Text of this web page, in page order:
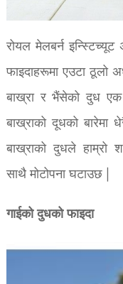
रोयल मेलबर्न
फाइदाहरूमा एउटा ठूलो
बाख्रा र भैंसेको दुध
बाख्राको दूधको
बाख्राको दुधले हाम्रो
साथै मोटोपना घटाउछ |
गाईको दुधको फाइदा